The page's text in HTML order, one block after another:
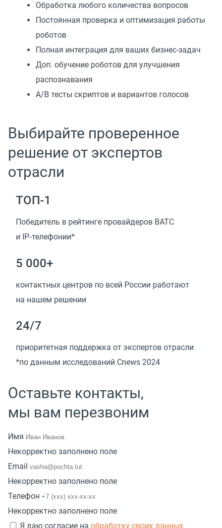
Обработка любого количества вопросов
Постоянная проверка и оптимизация работы
роботов
Полная интеграция для ваших бизнес-задач
Доп. обучение роботов для улучшения
распознавания
А/В тесты скриптов и вариантов голосов
Выбирайте проверенное
решение от экспертов
отрасли
TOП-1
Победитель в рейтинге провайдеров ВАТС
и IP‑телефонии*
5 000+
контактных центров по всей России работают
на нашем решении
24/7
приоритетная поддержка от экспертов отрасли
*по данным исследований Cnews 2024
Оставьте контакты,
мы вам перезвоним
Имя
Некорректно заполнено поле
Email
Некорректно заполнено поле
Телефон
Некорректно заполнено поле
Я даю согласие на обработку своих данных